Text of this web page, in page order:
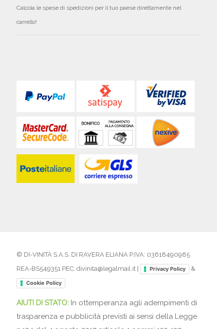
Calcola le spese di spedizioni per il tuo paese direttamente nel
carrello!
© DI-VINITÀ S.A.S. DI RAVERA ELIANA P.IVA: 03618490985
REA-BS549351 PEC: divinita@legalmail.it |
Privacy Policy &
Cookie Policy
AIUTI DI STATO: In ottemperanza agli adempimenti di
trasparenza e pubblicità previsti ai sensi della Legge